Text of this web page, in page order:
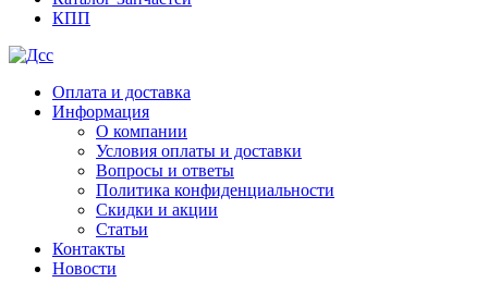
КПП
Оплата и доставка
Информация
О компании
Условия оплаты и доставки
Вопросы и ответы
Политика конфиденциальности
Скидки и акции
Статьи
Контакты
Новости